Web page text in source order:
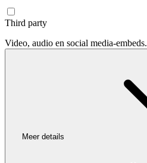
Third party
Video, audio en social media-embeds.
Meer details